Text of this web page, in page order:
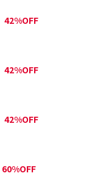
42%OFF
42%OFF
42%OFF
60%OFF